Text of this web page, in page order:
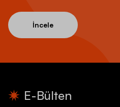
İncele
E-Bülten